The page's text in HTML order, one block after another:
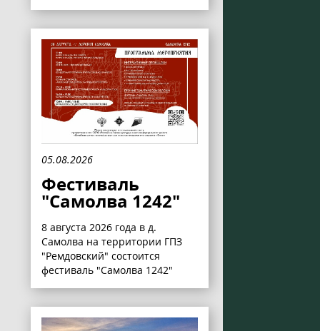
05.08.2026
Фестиваль
"Самолва 1242"
8 августа 2026 года в д.
Самолва на территории ГПЗ
"Ремдовский" состоится
фестиваль "Самолва 1242"